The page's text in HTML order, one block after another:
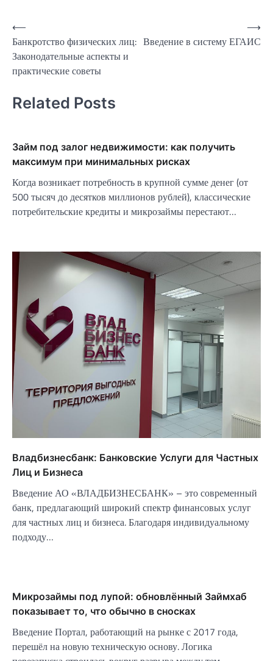
Навигация
по
записям
⟵
Банкротство физических лиц:
Законодательные аспекты и
практические советы
Введение в систему ЕГАИС
⟶
Related Posts
Займ под залог недвижимости: как получить
максимум при минимальных рисках
Когда возникает потребность в крупной сумме денег (от
500 тысяч до десятков миллионов рублей), классические
потребительские кредиты и микрозаймы перестают…
Владбизнесбанк: Банковские Услуги для Частных
Лиц и Бизнеса
Введение АО «ВЛАДБИЗНЕСБАНК» – это современный
банк, предлагающий широкий спектр финансовых услуг
для частных лиц и бизнеса. Благодаря индивидуальному
подходу…
Микрозаймы под лупой: обновлённый Займхаб
показывает то, что обычно в сносках
Введение Портал, работающий на рынке с 2017 года,
перешёл на новую техническую основу. Логика